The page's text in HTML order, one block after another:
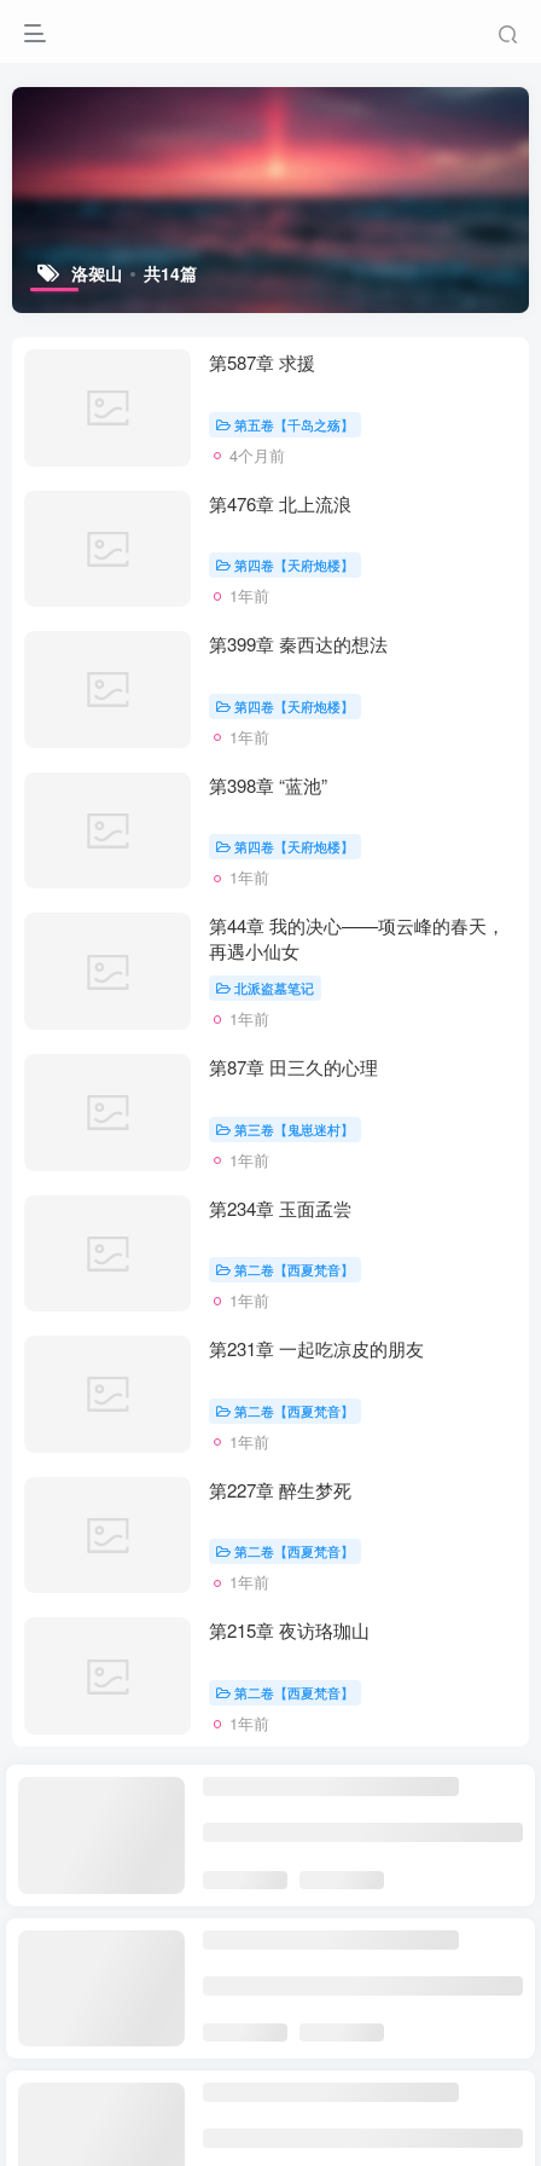
洛袈山 共14篇
第587章 求援
第五卷【千岛之殇】
4个月前
第476章 北上流浪
第四卷【天府炮楼】
1年前
第399章 秦西达的想法
第四卷【天府炮楼】
1年前
第398章 “蓝池”
第四卷【天府炮楼】
1年前
第44章 我的决心——项云峰的春天，
再遇小仙女
北派盗墓笔记
1年前
第87章 田三久的心理
第三卷【鬼崽迷村】
1年前
第234章 玉面孟尝
第二卷【西夏梵音】
1年前
第231章 一起吃凉皮的朋友
第二卷【西夏梵音】
1年前
第227章 醉生梦死
第二卷【西夏梵音】
1年前
第215章 夜访珞珈山
第二卷【西夏梵音】
1年前